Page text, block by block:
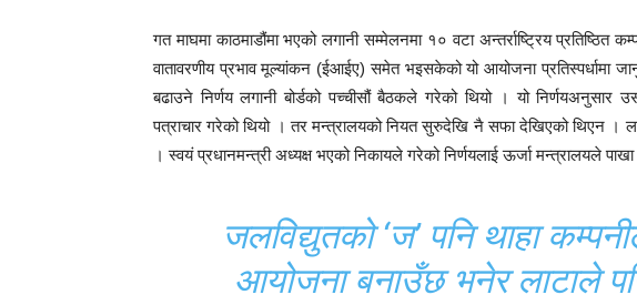
गत माघमा काठमाडौंमा भएको लगानी सम्मेलनमा १० वटा अन्तर्राष्ट्रिय प्रतिष्ठित
वातावरणीय प्रभाव मूल्यांकन (ईआईए) समेत भइसकेको यो आयोजना प्रतिस्पर्धामा
बढाउने निर्णय लगानी बोर्डको पच्चीसौं बैठकले गरेको थियो । यो निर्णयअनुसार
पत्राचार गरेको थियो । तर मन्त्रालयको नियत सुरुदेखि नै सफा देखिएको थिएन ।
। स्वयं प्रधानमन्त्री अध्यक्ष भएको निकायले गरेको निर्णयलाई ऊर्जा मन्त्रालयले पाखा
जलविद्युतको ‘ज’ पनि थाहा
आयोजना बनाउँछ भनेर लाटाले